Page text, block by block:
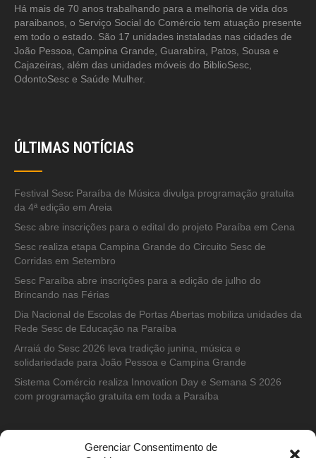
Gerenciar Consentimento de
Há mais de 70 anos trabalhando para a melhoria de vida dos
paraibanos, o Serviço Social do Comércio tem atuação presente
em todo o estado. São 17 unidades instaladas nas cidades de
João Pessoa, Campina Grande, Guarabira, Patos, Sousa e
Cajazeiras, além das unidades móveis do BiblioSesc,
OdontoSesc e Saúde Mulher.
ÚLTIMAS NOTÍCIAS
Festival Sesc Paraíba de Música divulga programação gratuita
da 4ª edição em Areia
Sesc abre inscrições para o edital do projeto Paraíba em Cena
Sesc realiza etapa Campina Grande do Circuito Sesc de
Corridas em Setembro
Sesc Paraíba abre inscrições para a edição de julho do
Brincando nas Férias
Dia Nacional de Escolas de Portas Abertas mobiliza unidades da
Rede Sesc de Educação na Paraíba
Arraiá do Sesc 2026 leva tradição junina, música e
solidariedade para João Pessoa e Campina Grande
Sistema Comércio realiza Innovation Day e Semana S 2026
com programação gratuita em toda a Paraíba